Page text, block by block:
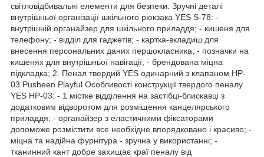
світловідбивальні елементи для безпеки. Зручні деталі
внутрішньої організації шкільного рюкзака YES S-78: -
внутрішній органайзер для шкільного приладдя; - кишеня для
телефону; - відділ для гаджетів; - картка-вкладиш для
внесення персональних даних першокласника; - позначки на
кишенях для внутрішньої навігації; - брендована міцна
підкладка; 2. Пенал твердий YES одинарний з клапаном HP-
03 Pusheen Playful Особливості конструкції твердого пеналу
YES HP-03: - 1 містке відділення на застібці-блискавці з
додатковим відворотом для розміщення канцелярського
приладдя; - органайзер з еластичними фіксаторами
допоможе розмістити все необхідне впорядковано і красиво; -
міцна та надійна фурнітура - зручна у використанні; -
тканинний кант добре захищає краї пеналу від